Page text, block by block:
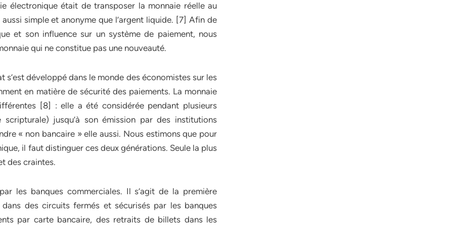
électronique était de transposer la monnaie réelle au
simple et anonyme que l’argent liquide. [7] Afin de
et son influence sur un système de paiement, nous
qui ne constitue pas une nouveauté.
développé dans le monde des économistes sur les
en matière de sécurité des paiements. La monnaie
[8] : elle a été considérée pendant plusieurs
jusqu’à son émission par des institutions
« non bancaire » elle aussi. Nous estimons que pour
il faut distinguer ces deux générations. Seule la plus
des craintes.
les banques commerciales. Il s’agit de la première
des circuits fermés et sécurisés par les banques
par carte bancaire, des retraits de billets dans les